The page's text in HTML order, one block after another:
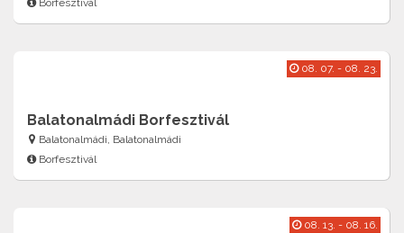
Borfesztivál
08. 07. - 08. 23.
Balatonalmádi Borfesztivál
Balatonalmádi, Balatonalmádi
Borfesztivál
08. 13. - 08. 16.